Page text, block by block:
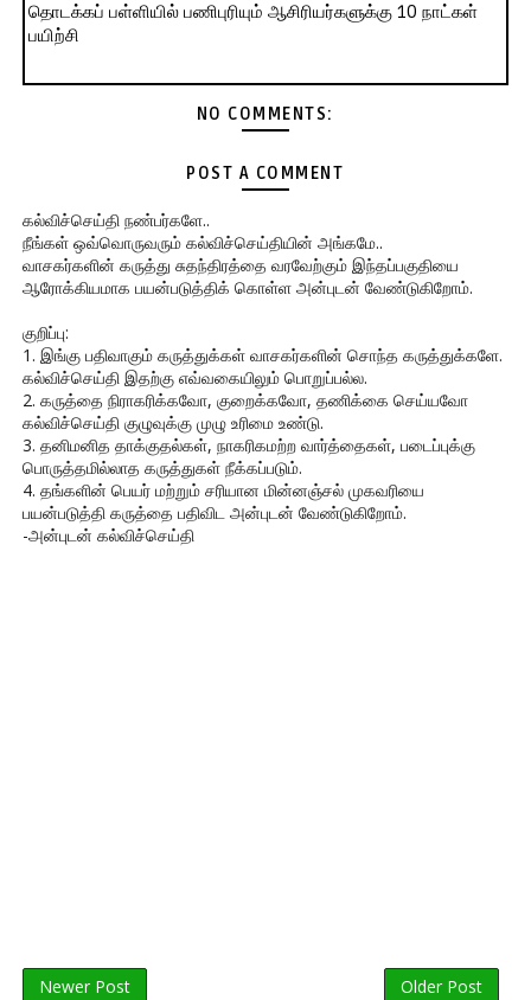
தொடக்கப் பள்ளியில் பணிபுரியும் ஆசிரியர்களுக்கு 10 நாட்கள்
பயிற்சி
NO COMMENTS:
POST A COMMENT
கல்விச்செய்தி நண்பர்களே..
நீங்கள் ஒவ்வொருவரும் கல்விச்செய்தியின் அங்கமே..
வாசகர்களின் கருத்து சுதந்திரத்தை வரவேற்கும் இந்தப்பகுதியை
ஆரோக்கியமாக பயன்படுத்திக் கொள்ள அன்புடன் வேண்டுகிறோம்.
குறிப்பு:
1. இங்கு பதிவாகும் கருத்துக்கள் வாசகர்களின் சொந்த கருத்துக்களே.
கல்விச்செய்தி இதற்கு எவ்வகையிலும் பொறுப்பல்ல.
2. கருத்தை நிராகரிக்கவோ, குறைக்கவோ, தணிக்கை செய்யவோ
கல்விச்செய்தி குழுவுக்கு முழு உரிமை உண்டு.
3. தனிமனித தாக்குதல்கள், நாகரிகமற்ற வார்த்தைகள், படைப்புக்கு
பொருத்தமில்லாத கருத்துகள் நீக்கப்படும்.
4. தங்களின் பெயர் மற்றும் சரியான மின்னஞ்சல் முகவரியை
பயன்படுத்தி கருத்தை பதிவிட அன்புடன் வேண்டுகிறோம்.
-அன்புடன் கல்விச்செய்தி
Newer Post Older Post